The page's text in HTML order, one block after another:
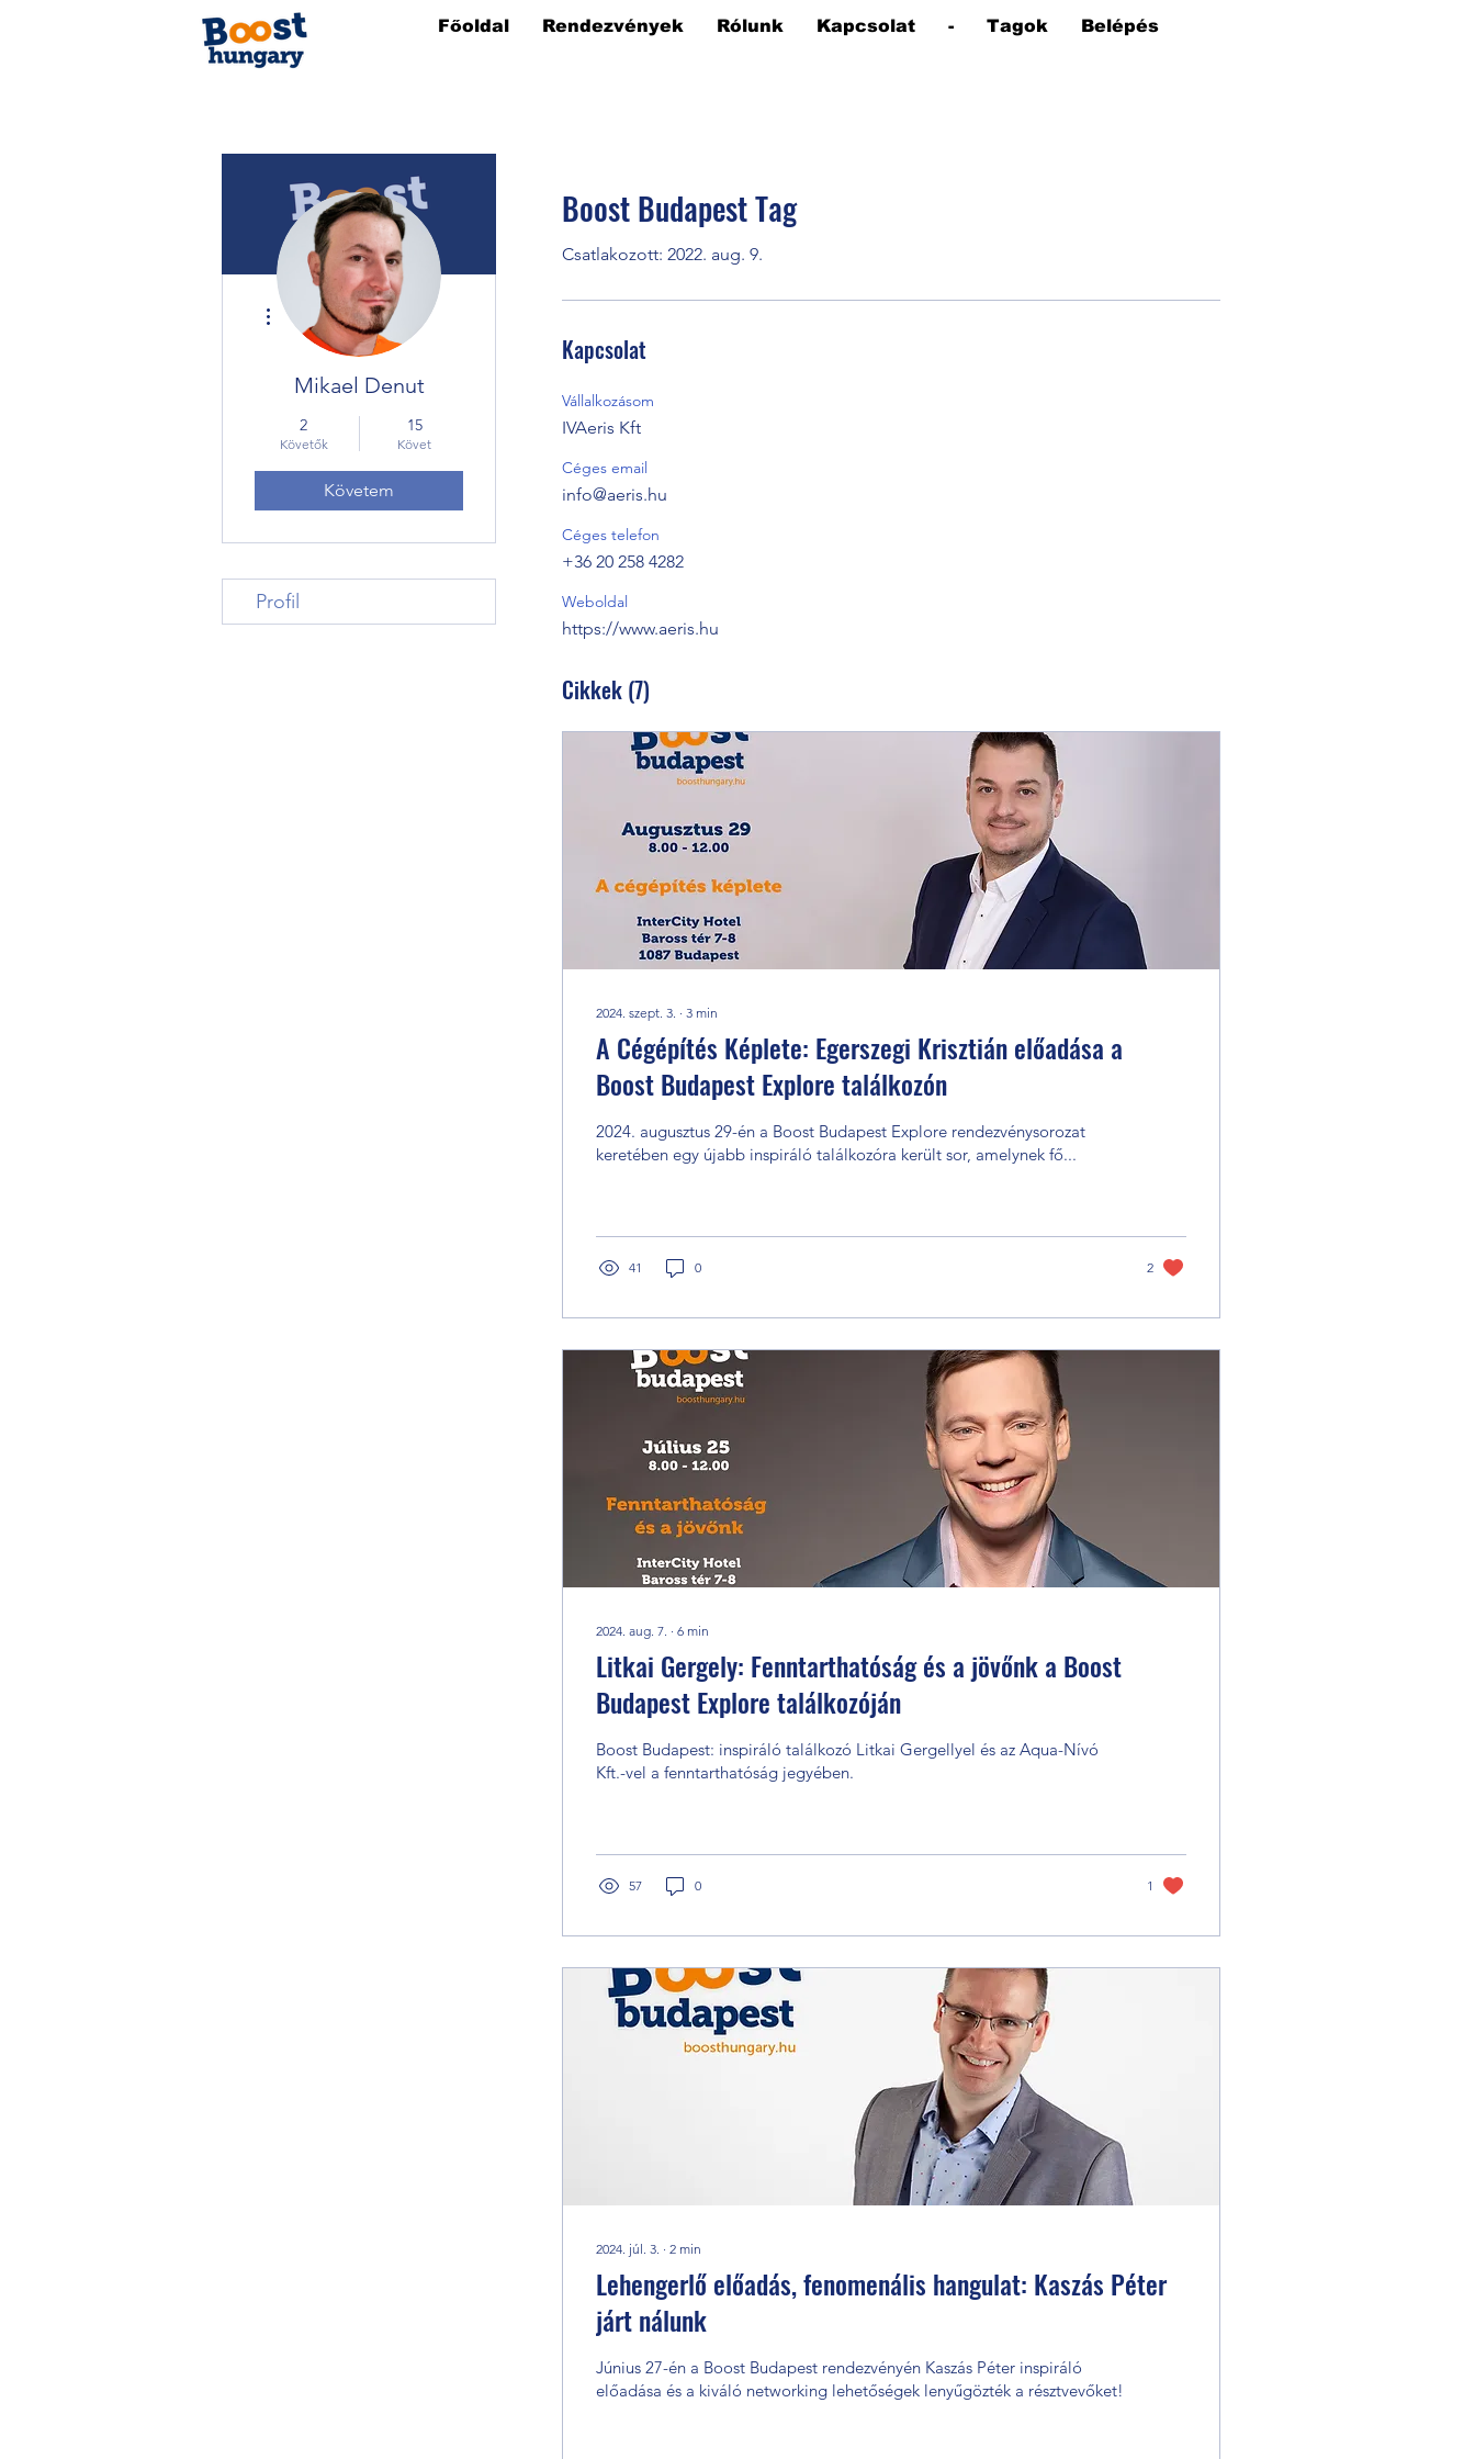
Főoldal Rendezvények Rólunk Kapcsolat - Tagok Belépés
Boost Budapest Tag
Csatlakozott: 2022. aug. 9.
Kapcsolat
Vállalkozásom
IVAeris Kft
Céges email
info@aeris.hu
Céges telefon
+36 20 258 4282
Weboldal
https://www.aeris.hu
Cikkek (7)
2024. szept. 3. ∙ 3 min
A Cégépítés Képlete: Egerszegi Krisztián előadása a
Boost Budapest Explore találkozón
2024. augusztus 29-én a Boost Budapest Explore rendezvénysorozat
keretében egy újabb inspiráló találkozóra került sor, amelynek fő...
41 0 2
2024. aug. 7. ∙ 6 min
Litkai Gergely: Fenntarthatóság és a jövőnk a Boost
Budapest Explore találkozóján
Boost Budapest: inspiráló találkozó Litkai Gergellyel és az Aqua-Nívó
Kft.-vel a fenntarthatóság jegyében.
57 0 1
2024. júl. 3. ∙ 2 min
Lehengerlő előadás, fenomenális hangulat: Kaszás Péter
járt nálunk
Június 27-én a Boost Budapest rendezvényén Kaszás Péter inspiráló
előadása és a kiváló networking lehetőségek lenyűgözték a résztvevőket!
Mikael Denut
2
Követők
15
Követ
Követem
További műveletek
Profil